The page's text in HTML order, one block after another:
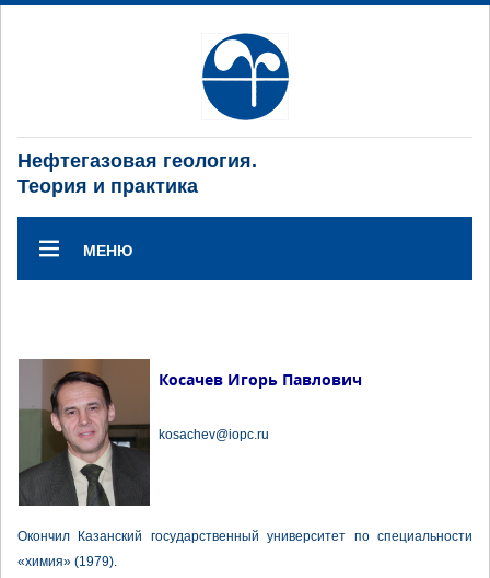
Нефтегазовая геология.
Теория и практика
МЕНЮ
Косачев Игорь Павлович
kosachev@iopc.ru
Окончил Казанский государственный университет по специальности
«химия» (1979).